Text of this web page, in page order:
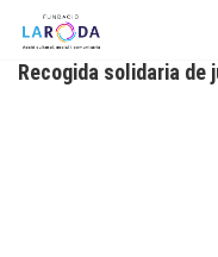
Skip to content
Recogida solidaria de